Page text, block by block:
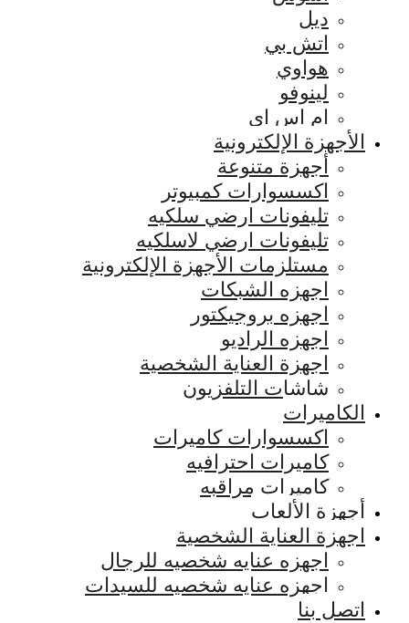
ديل
اتش بي
هواوي
لينوفو
ام اس اي
الأجهزة الإلكترونية
أجهزة متنوعة
اكسسوارات كمبيوتر
تليفونات ارضي سلكيه
تليفونات ارضي لاسلكيه
مستلزمات الأجهزة الإلكترونية
اجهزه الشبكات
اجهزه بروجيكتور
اجهزه الراديو
اجهزة العناية الشخصية
شاشات التلفزيون
الكاميرات
اكسسوارات كاميرات
كاميرات احترافيه
كاميرات مراقبه
أجهزة الألعاب
اجهزة العناية الشخصية
اجهزه عنايه شخصيه للرجال
اجهزه عنايه شخصيه للسيدات
اتصل بنا